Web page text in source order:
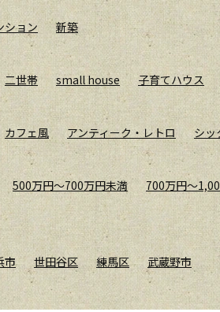
ション 新築
二世帯 small house 子育てハウス
カフェ風 アンティーク・レトロ シッ
500万円〜700万円未満 700万円〜
市 世田谷区 練馬区 武蔵野市